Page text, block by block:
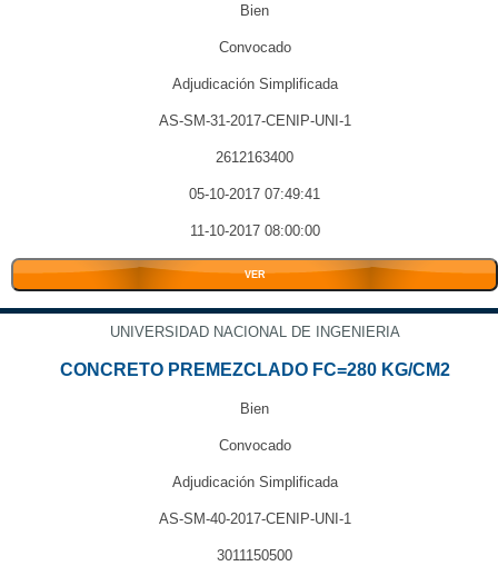
Bien
Convocado
Adjudicación Simplificada
AS-SM-31-2017-CENIP-UNI-1
2612163400
05-10-2017 07:49:41
11-10-2017 08:00:00
VER
UNIVERSIDAD NACIONAL DE INGENIERIA
CONCRETO PREMEZCLADO FC=280 KG/CM2
Bien
Convocado
Adjudicación Simplificada
AS-SM-40-2017-CENIP-UNI-1
3011150500